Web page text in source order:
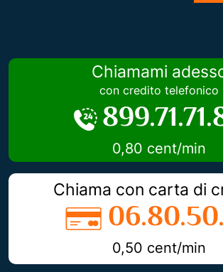
Chiamami
con credito telefonico
0,80 cent/min
Chiama con carta di
0,50 cent/min